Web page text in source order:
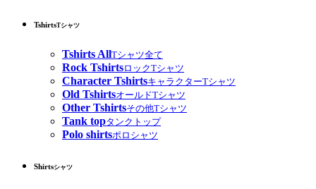
TshirtsTシャツ
Tshirts AllTシャツ全て
Rock TshirtsロックTシャツ
Character TshirtsキャラクターTシャツ
Old TshirtsオールドTシャツ
Other Tshirtsその他Tシャツ
Tank topタンクトップ
Polo shirtsポロシャツ
Shirtsシャツ